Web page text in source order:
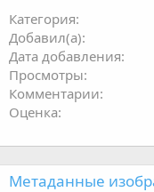
Категория
Добавил(а)
Дата добавления
Просмотры
Комментарии
Оценка
Метаданные